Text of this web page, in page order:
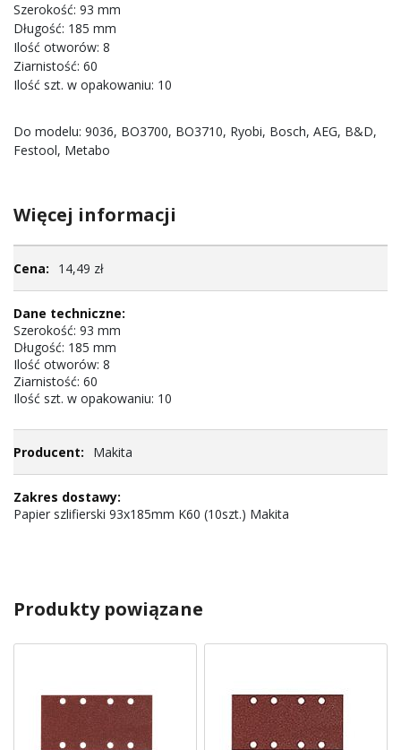
Szerokość: 93 mm
Długość: 185 mm
Ilość otworów: 8
Ziarnistość: 60
Ilość szt. w opakowaniu: 10
Do modelu: 9036, BO3700, BO3710, Ryobi, Bosch, AEG, B&D,
Festool, Metabo
Więcej informacji
informacji14,49 zł
Szerokość: 93 mm
Długość: 185 mm
Ilość otworów: 8
Ziarnistość: 60
Ilość szt. w opakowaniu: 10
Makita
Papier szlifierski 93x185mm K60 (10szt.) Makita
Produkty powiązane